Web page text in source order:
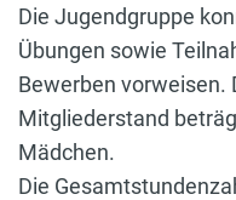
Die Jugendgruppe
Übungen sowie
Bewerben vorweisen.
Mitgliederstand
Mädchen.
Die